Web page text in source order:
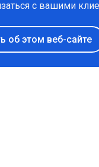
с вашими
об этом веб-сайте